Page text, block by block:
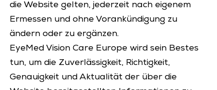
die Website gelten, jederzeit nach eigenem
Ermessen und ohne Vorankündigung zu
ändern oder zu ergänzen.
EyeMed Vision Care Europe wird sein Bestes
tun, um die Zuverlässigkeit, Richtigkeit,
Genauigkeit und Aktualität der über die